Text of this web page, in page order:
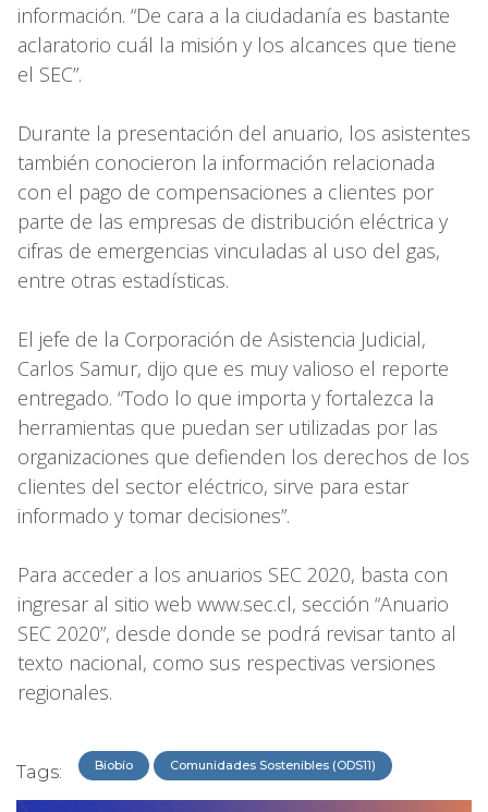
información. “De cara a la ciudadanía es bastante
aclaratorio cuál la misión y los alcances que tiene
el SEC”.
Durante la presentación del anuario, los asistentes
también conocieron la información relacionada
con el pago de compensaciones a clientes por
parte de las empresas de distribución eléctrica y
cifras de emergencias vinculadas al uso del gas,
entre otras estadísticas.
El jefe de la Corporación de Asistencia Judicial,
Carlos Samur, dijo que es muy valioso el reporte
entregado. “Todo lo que importa y fortalezca la
herramientas que puedan ser utilizadas por las
organizaciones que defienden los derechos de los
clientes del sector eléctrico, sirve para estar
informado y tomar decisiones”.
Para acceder a los anuarios SEC 2020, basta con
ingresar al sitio web www.sec.cl, sección “Anuario
SEC 2020”, desde donde se podrá revisar tanto al
texto nacional, como sus respectivas versiones
regionales.
Tags: Biobío Comunidades Sostenibles (ODS11)